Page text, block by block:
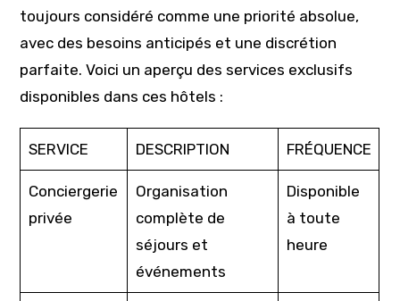
toujours considéré comme une priorité absolue,
avec des besoins anticipés et une discrétion
parfaite. Voici un aperçu des services exclusifs
disponibles dans ces hôtels :
SERVICE DESCRIPTION FRÉQUENCE
Conciergerie
privée
Organisation
complète de
séjours et
événements
Disponible
à toute
heure